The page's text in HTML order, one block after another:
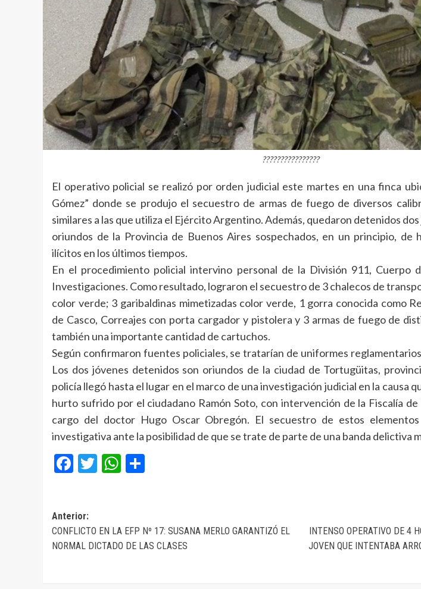
????????????????
El operativo policial se realizó por orden judicial este martes en una finca
Gómez” donde se produjo el secuestro de armas de fuego de diversos
similares a las que utiliza el Ejército Argentino. Además, quedaron detenidos
oriundos de la Provincia de Buenos Aires sospechados, en un principio, de
ilícitos en los últimos tiempos.
En el procedimiento policial intervino personal de la División 911, Cuerpo
Investigaciones. Como resultado, lograron el secuestro de 3 chalecos de
color verde; 3 garibaldinas mimetizadas color verde, 1 gorra conocida como
de Casco, Correajes con porta cargador y pistolera y 3 armas de fuego de
también una importante cantidad de cartuchos.
Según confirmaron fuentes policiales, se tratarían de uniformes
Los dos jóvenes detenidos son oriundos de la ciudad de Tortugüitas,
policía llegó hasta el lugar en el marco de una investigación judicial en la causa
hurto sufrido por el ciudadano Ramón Soto, con intervención de la Fiscalía
cargo del doctor Hugo Oscar Obregón. El secuestro de estos
investigativa ante la posibilidad de que se trate de parte de una banda delictiva
Facebook
TwitterWhatsApp
Navegación
de
Anterior:
CONFLICTO EN LA EFP Nº 17: SUSANA MERLO GARANTIZÓ EL
NORMAL DICTADO DE LAS CLASES
INTENSO OPERATIVO DE 4
JOVEN QUE INTENTABA